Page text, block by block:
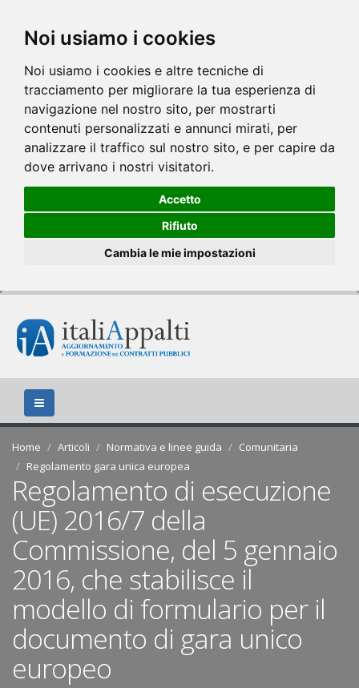
Noi usiamo i cookies
Noi usiamo i cookies e altre tecniche di
tracciamento per migliorare la tua esperienza di
navigazione nel nostro sito, per mostrarti
contenuti personalizzati e annunci mirati, per
analizzare il traffico sul nostro sito, e per capire da
dove arrivano i nostri visitatori.
Accetto
Rifiuto
Cambia le mie impostazioni
Home Articoli Normativa e linee guida
Comunitaria
Regolamento gara unica europea
Regolamento di esecuzione
(UE) 2016/7 della
Commissione, del 5 gennaio
2016, che stabilisce il
modello di formulario per il
documento di gara unico
europeo